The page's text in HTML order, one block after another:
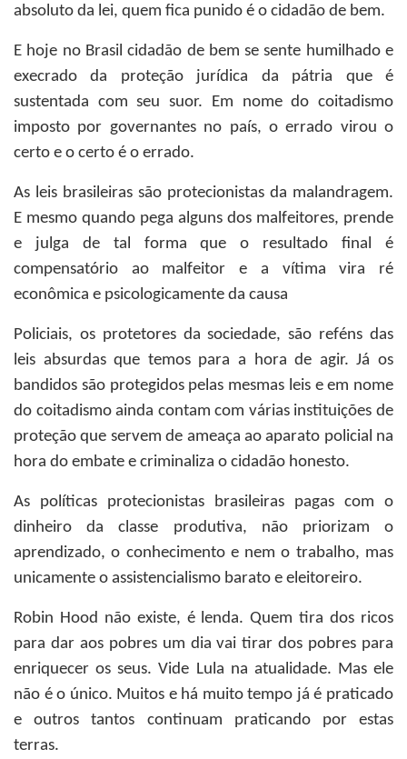
absoluto da lei, quem fica punido é o cidadão de bem.
E hoje no Brasil cidadão de bem se sente humilhado e
execrado da proteção jurídica da pátria que é
sustentada com seu suor. Em nome do coitadismo
imposto por governantes no país, o errado virou o
certo e o certo é o errado.
As leis brasileiras são protecionistas da malandragem.
E mesmo quando pega alguns dos malfeitores, prende
e julga de tal forma que o resultado final é
compensatório ao malfeitor e a vítima vira ré
econômica e psicologicamente da causa
Policiais, os protetores da sociedade, são reféns das
leis absurdas que temos para a hora de agir. Já os
bandidos são protegidos pelas mesmas leis e em nome
do coitadismo ainda contam com várias instituições de
proteção que servem de ameaça ao aparato policial na
hora do embate e criminaliza o cidadão honesto.
As políticas protecionistas brasileiras pagas com o
dinheiro da classe produtiva, não priorizam o
aprendizado, o conhecimento e nem o trabalho, mas
unicamente o assistencialismo barato e eleitoreiro.
Robin Hood não existe, é lenda. Quem tira dos ricos
para dar aos pobres um dia vai tirar dos pobres para
enriquecer os seus. Vide Lula na atualidade. Mas ele
não é o único. Muitos e há muito tempo já é praticado
e outros tantos continuam praticando por estas
terras.